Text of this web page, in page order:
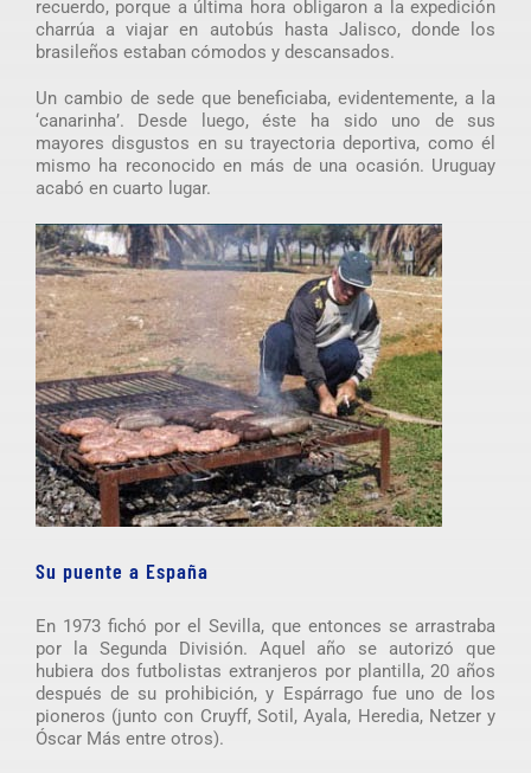
recuerdo, porque a última hora obligaron a la expedición
charrúa a viajar en autobús hasta Jalisco, donde los
brasileños estaban cómodos y descansados.
Un cambio de sede que beneficiaba, evidentemente, a la
‘canarinha’. Desde luego, éste ha sido uno de sus
mayores disgustos en su trayectoria deportiva, como él
mismo ha reconocido en más de una ocasión. Uruguay
acabó en cuarto lugar.
Su puente a España
En 1973 fichó por el Sevilla, que entonces se arrastraba
por la Segunda División. Aquel año se autorizó que
hubiera dos futbolistas extranjeros por plantilla, 20 años
después de su prohibición, y Espárrago fue uno de los
pioneros (junto con Cruyff, Sotil, Ayala, Heredia, Netzer y
Óscar Más entre otros).